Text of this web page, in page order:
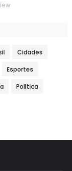
Cidades
Esportes
Política